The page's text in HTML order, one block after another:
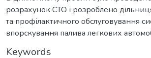
розрахунок СТО і розроблено
та профілактичного обслуговування
впорскування палива легкових
Keywords